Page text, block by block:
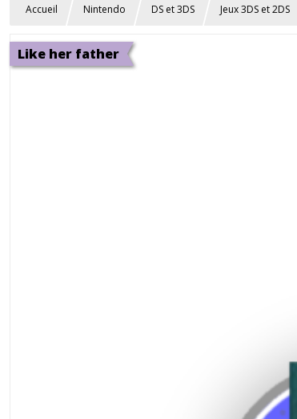
Accueil Nintendo DS et 3DS Jeux 3DS et 2DS
Like her father